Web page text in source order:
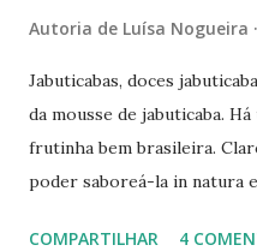
Autoria de Luísa Nogueira
Jabuticabas, doces
da mousse de jabuticaba.
frutinha bem brasileira.
poder saboreá-la in natura
COMPARTILHAR 4